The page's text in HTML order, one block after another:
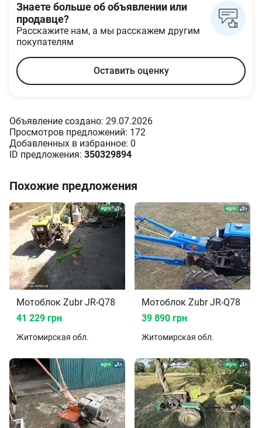
Знаете больше об объявлении или
продавце?
Расскажите нам, а мы расскажем другим
покупателям
Оставить оценку
Объявление создано: 29.07.2026
Просмотров предложений: 172
Добавленных в избранное: 0
ID предложения: 350329894
Похожие предложения
Мотоблок Zubr JR-Q78 2017
41 229 грн
Житомирская обл.
Мотоблок Zubr JR-Q78
39 890 грн
Житомирская обл.